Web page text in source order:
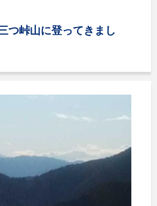
つ峠山に登ってきまし